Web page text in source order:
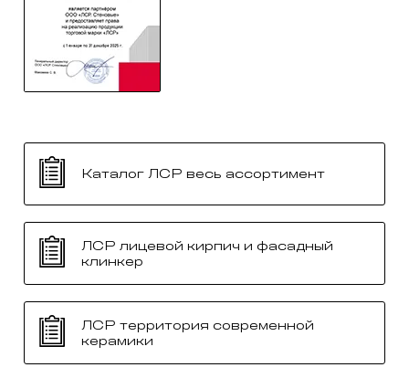
Каталог ЛСР весь ассортимент
ЛСР лицевой кирпич и фасадный
клинкер
ЛСР территория современной
керамики